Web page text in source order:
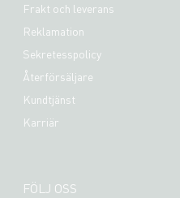
Frakt och leverans
Reklamation
Sekretesspolicy
Återförsäljare
Kundtjänst
Karriär
FÖLJ OSS